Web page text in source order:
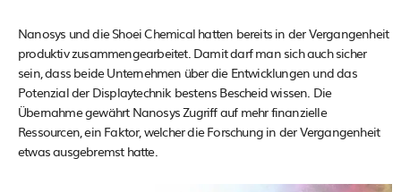
Nanosys und die Shoei Chemical hatten bereits in der Vergangenheit
produktiv zusammengearbeitet. Damit darf man sich auch sicher
sein, dass beide Unternehmen über die Entwicklungen und das
Potenzial der Displaytechnik bestens Bescheid wissen. Die
Übernahme gewährt Nanosys Zugriff auf mehr finanzielle
Ressourcen, ein Faktor, welcher die Forschung in der Vergangenheit
etwas ausgebremst hatte.